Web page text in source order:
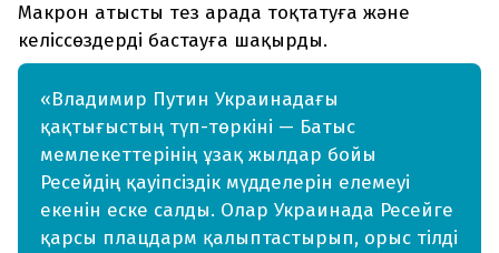
Макрон атысты тез арада тоқтатуға және
келіссөздерді бастауға шақырды.
«Владимир Путин Украинадағы
қақтығыстың түп-төркіні — Батыс
мемлекеттерінің ұзақ жылдар бойы
Ресейдің қауіпсіздік мүдделерін елемеуі
екенін еске салды. Олар Украинада Ресейге
қарсы плацдарм қалыптастырып, орыс тілді